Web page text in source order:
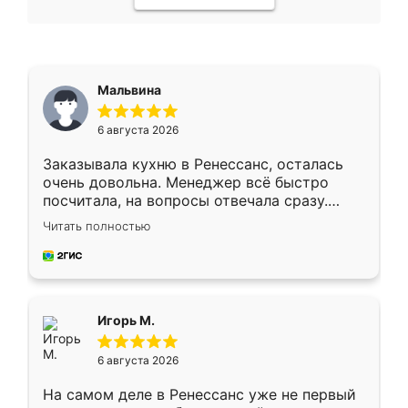
Мальвина
6 августа 2026
Заказывала кухню в Ренессанс, осталась
очень довольна. Менеджер всё быстро
посчитала, на вопросы отвечала сразу.
Замерщик приехал в субботу, подошёл к
делу со всей ответственностью. Собрали
за день, ребята работали аккуратно, даже
Читать полностью
Игорь М.
6 августа 2026
На самом деле в Ренессанс уже не первый